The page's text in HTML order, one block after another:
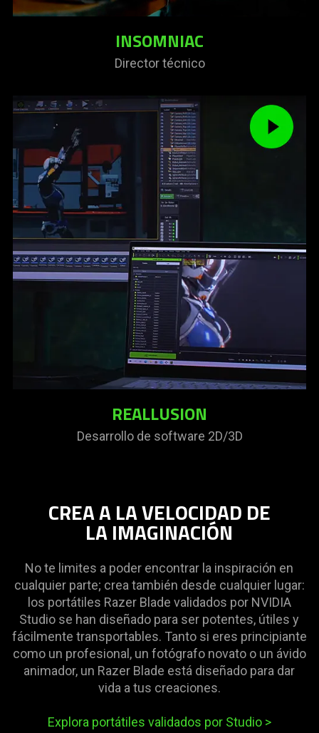
INSOMNIAC
Director técnico
REALLUSION
Desarrollo de software 2D/3D
CREA A LA VELOCIDAD DE
LA IMAGINACIÓN
No te limites a poder encontrar la inspiración en
cualquier parte; crea también desde cualquier lugar:
los portátiles Razer Blade validados por NVIDIA
Studio se han diseñado para ser potentes, útiles y
fácilmente transportables. Tanto si eres principiante
como un profesional, un fotógrafo novato o un ávido
animador, un Razer Blade está diseñado para dar
vida a tus creaciones.
Explora portátiles validados por Studio >